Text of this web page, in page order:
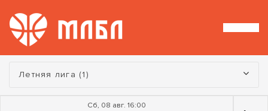
Турнир:
Летняя лига (1)
Сб, 08 авг. 16:00